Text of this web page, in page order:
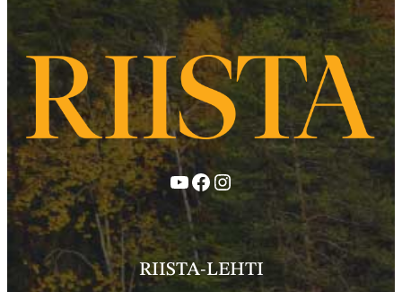
YouTube
Facebook
Instagram
RIISTA-LEHTI